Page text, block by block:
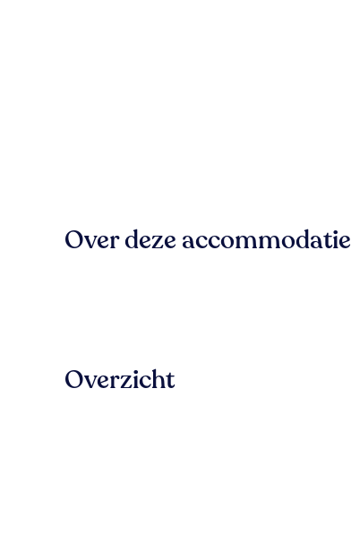
Over deze accommodatie
Overzicht